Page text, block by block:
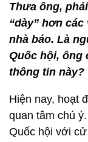
Thưa ông,
“dày” hơn
nhà báo. Là
Quốc hội, ông
thông tin này?
Hiện nay, hoạt
quan tâm chú
Quốc hội với